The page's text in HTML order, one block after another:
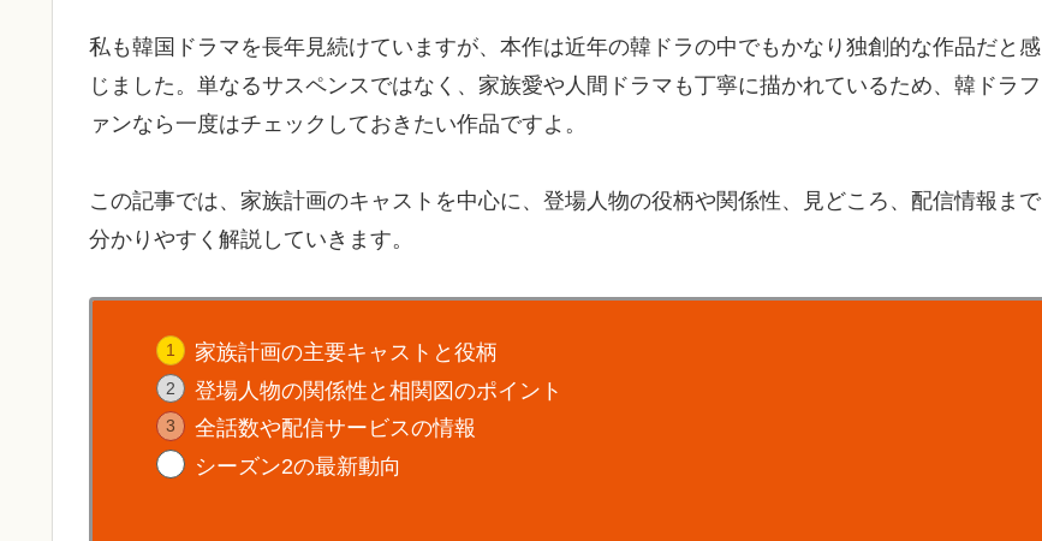
私も韓国ドラマを長年見続けていますが、本作は近年の韓ドラの中でもかなり独創的な作品だと感
じました。単なるサスペンスではなく、家族愛や人間ドラマも丁寧に描かれているため、韓ドラフ
ァンなら一度はチェックしておきたい作品ですよ。
この記事では、家族計画のキャストを中心に、登場人物の役柄や関係性、見どころ、配信情報まで
分かりやすく解説していきます。
家族計画の主要キャストと役柄
登場人物の関係性と相関図のポイント
全話数や配信サービスの情報
シーズン2の最新動向